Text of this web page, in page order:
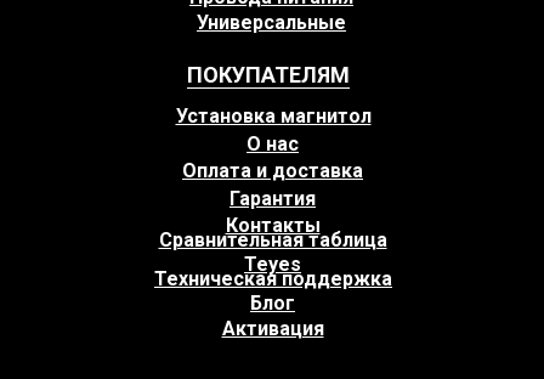
ПОКУПАТЕЛЯМ
Универсальные
Установка магнитол
Контакты
Сравнительная таблица
Teyes
Блог
Техническая поддержка
Активация
Оплата и доставка
О нас
Гарантия